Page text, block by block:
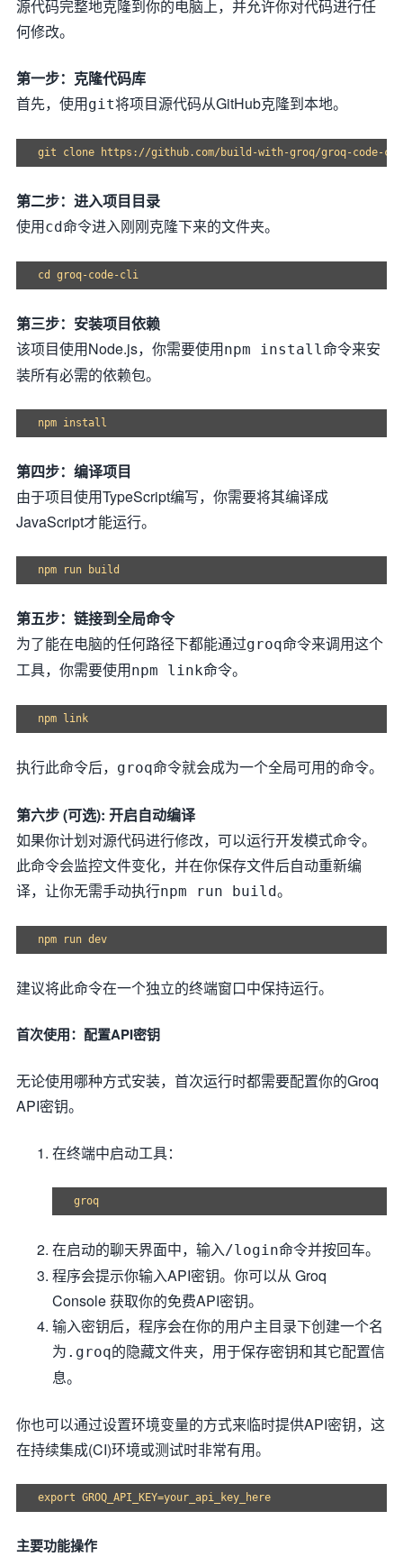
源代码完整地克隆到你的电脑上，并允许你对代码进行任
何修改。
第一步：克隆代码库
首先，使用git将项目源代码从GitHub克隆到本地。
第二步：进入项目目录
使用cd命令进入刚刚克隆下来的文件夹。
第三步：安装项目依赖
该项目使用Node.js，你需要使用npm install命令来安
装所有必需的依赖包。
第四步：编译项目
由于项目使用TypeScript编写，你需要将其编译成
JavaScript才能运行。
第五步：链接到全局命令
为了能在电脑的任何路径下都能通过groq命令来调用这个
工具，你需要使用npm link命令。
执行此命令后， groq命令就会成为一个全局可用的命令。
第六步 (可选): 开启自动编译
如果你计划对源代码进行修改，可以运行开发模式命令。
此命令会监控文件变化，并在你保存文件后自动重新编
译，让你无需手动执行npm run build。
建议将此命令在一个独立的终端窗口中保持运行。
首次使用：配置API密钥
无论使用哪种方式安装，首次运行时都需要配置你的Groq
API密钥。
在终端中启动工具：
在启动的聊天界面中，输入/login命令并按回车。
程序会提示你输入API密钥。你可以从 Groq
Console 获取你的免费API密钥。
输入密钥后，程序会在你的用户主目录下创建一个名
为 .groq的隐藏文件夹，用于保存密钥和其它配置信
息。
你也可以通过设置环境变量的方式来临时提供API密钥，这
在持续集成(CI)环境或测试时非常有用。
主要功能操作